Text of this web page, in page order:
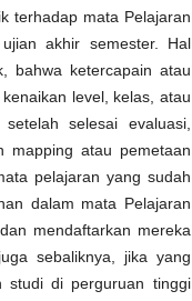
terhadap mata Pelajaran
ujian akhir semester. Hal
bahwa ketercapain atau
kenaikan level, kelas atau
setelahselesai evaluasi,
mapping atau pemetaan
pelajaran yang sudah
dalam mata Pelajaran
dan mendaftarkan mereka
juga sebaliknya jika yang
studidi perguruan tinggi